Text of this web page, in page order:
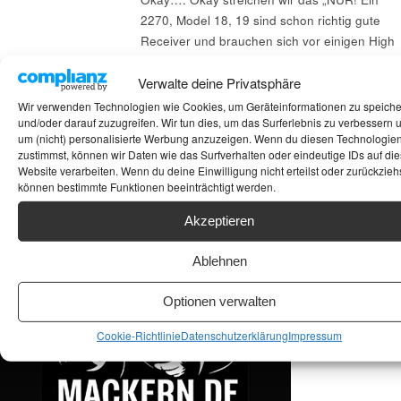
Verwalte deine Privatsphäre
Wir verwenden Technologien wie Cookies, um Geräteinformationen zu
und/oder darauf zuzugreifen. Wir tun dies, um das Surferlebnis zu verbessern
um (nicht) personalisierte Werbung anzuzeigen. Wenn du diesen
zustimmst, können wir Daten wie das Surfverhalten oder eindeutige IDs auf
Website verarbeiten. Wenn du deine Einwilligung nicht erteilst oder
können bestimmte Funktionen beeinträchtigt werden.
Akzeptieren
Ablehnen
Optionen verwalten
Cookie-RichtlinieDatenschutzerklärungImpressum
2270, Model 18, 19 sind schon richtig gute
Receiver und brauchen sich vor einigen High
Suchen
ANKAUF HIFI & HIGH GERÄTE: +491794761922